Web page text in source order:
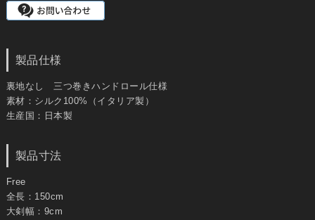
製品仕様
裏地なし 三つ巻きハンドロール仕様
素材：シルク100%（イタリア製）
生産国：日本製
製品寸法
Free
全長：150cm
大剣幅：9cm